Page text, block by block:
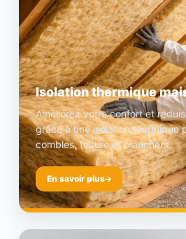
Isolation thermique
Améliorez votre confort et
grâce à une isolation thermique
combles, toiture et planchers.
En savoir plus